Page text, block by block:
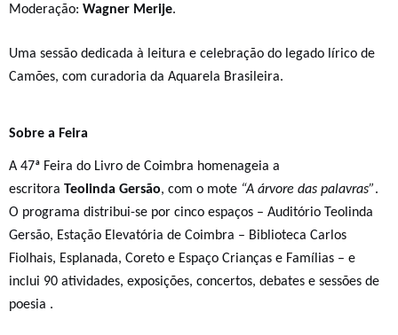
Moderação: Wagner Merije.
Uma sessão dedicada à leitura e celebração do legado lírico de
Camões, com curadoria da Aquarela Brasileira.
Sobre a Feira
A 47ª Feira do Livro de Coimbra homenageia a
escritora Teolinda Gersão, com o mote “A árvore das palavras”.
O programa distribui-se por cinco espaços – Auditório Teolinda
Gersão, Estação Elevatória de Coimbra – Biblioteca Carlos
Fiolhais, Esplanada, Coreto e Espaço Crianças e Famílias – e
inclui 90 atividades, exposições, concertos, debates e sessões de
poesia .